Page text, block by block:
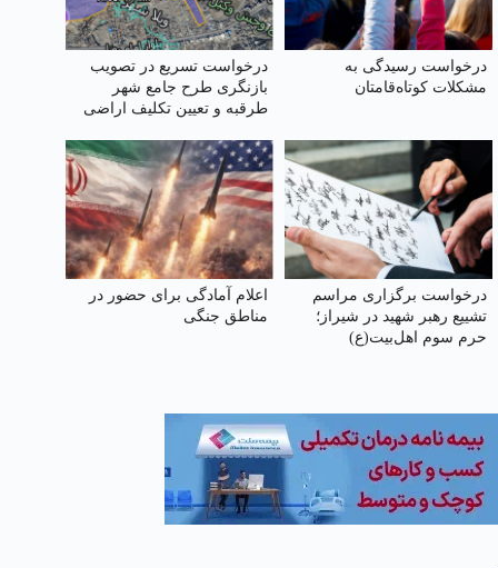
درخواست رسیدگی به
مشکلات کوتاه‌قامتان
درخواست تسریع در تصویب
بازنگری طرح جامع شهر
طرقبه و تعیین تکلیف اراضی
درخواست برگزاری مراسم
تشییع رهبر شهید در شیراز؛
حرم سوم اهل‌بیت(ع)
اعلام آمادگی برای حضور در
مناطق جنگی